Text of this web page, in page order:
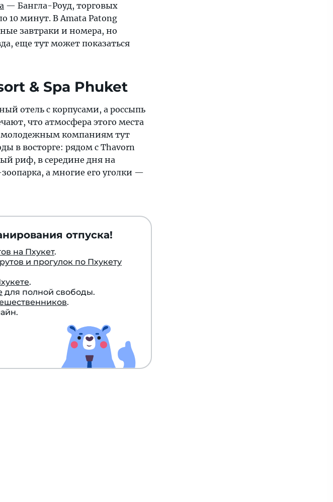
— Бангла-Роуд, торговых
10 минут. В Amata Patong
завтраки и номера, но
еще тут может показаться
& Spa Phuket
отель с корпусами, а россыпь
что атмосфера этого места
молодежным компаниям тут
в восторге: рядом с Thavorn
риф, в середине дня на
а многие его уголки —
отпуска!
на Пхукет.
и прогулок по Пхукету
.
для полной свободы.
.